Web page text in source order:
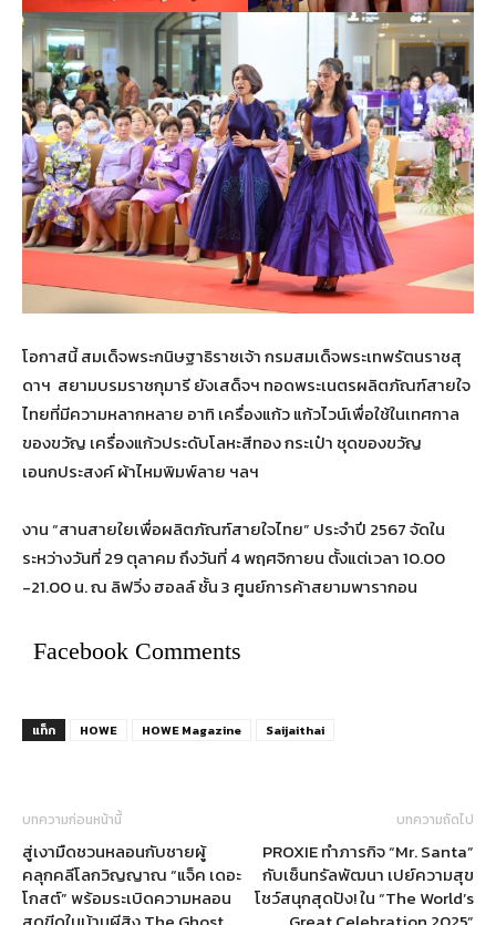
โอกาสนี้ สมเด็จพระกนิษฐาธิราชเจ้า กรมสมเด็จพระเทพรัตนราชสุ
ดาฯ สยามบรมราชกุมารี ยังเสด็จฯ ทอดพระเนตรผลิตภัณฑ์สายใจ
ไทยที่มีความหลากหลาย อาทิ เครื่องแก้ว แก้วไวน์เพื่อใช้ในเทศกาล
ของขวัญ เครื่องแก้วประดับโลหะสีทอง กระเป๋า ชุดของขวัญ
เอนกประสงค์ ผ้าไหมพิมพ์ลาย ฯลฯ
งาน “สานสายใยเพื่อผลิตภัณฑ์สายใจไทย” ประจำปี 2567 จัดใน
ระหว่างวันที่ 29 ตุลาคม ถึงวันที่ 4 พฤศจิกายน ตั้งแต่เวลา 10.00
-21.00 น. ณ ลิฟวิ่ง ฮอลล์ ชั้น 3 ศูนย์การค้าสยามพารากอน
Facebook Comments
แท็ก HOWE HOWE Magazine Saijaithai
บทความก่อนหน้านี้
สู่เงามืดชวนหลอนกับชายผู้
คลุกคลีโลกวิญญาณ “แจ็ค เดอะ
โกสต์” พร้อมระเบิดความหลอน
บทความถัดไป
PROXIE ทำภารกิจ “Mr. Santa”
กับเซ็นทรัลพัฒนา เปย์ความสุข
โชว์สนุกสุดปัง! ใน “The World’s